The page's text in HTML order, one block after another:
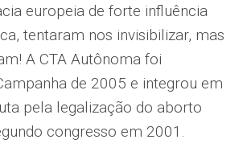
europeia de forte influência
tentaram nos invisibilizar, mas
A CTA Autônoma foi
de 2005 e integrou em
pela legalização do aborto
congresso em 2001.